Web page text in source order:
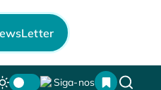
Siga-nos